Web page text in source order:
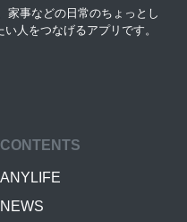
家事などの日常のちょっとし
人をつなげるアプリです。
CONTENTS
ANYLIFE
NEWS